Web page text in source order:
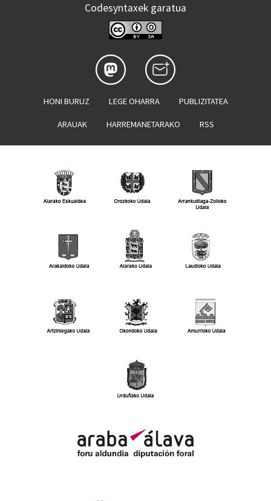
Codesyntaxek garatua
HONI BURUZ LEGE OHARRA PUBLIZITATEA
ARAUAK HARREMANETARAKO RSS